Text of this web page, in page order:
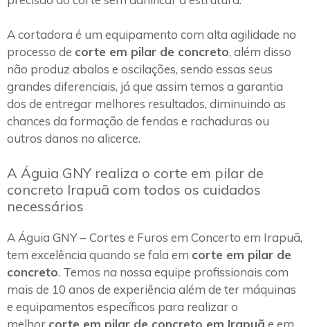
A cortadora é um equipamento com alta agilidade no
processo de corte em pilar de concreto, além disso
não produz abalos e oscilações, sendo essas seus
grandes diferenciais, já que assim temos a garantia
dos de entregar melhores resultados, diminuindo as
chances da formação de fendas e rachaduras ou
outros danos no alicerce.
A Águia GNY realiza o corte em pilar de
concreto Irapuã com todos os cuidados
necessários
A Águia GNY – Cortes e Furos em Concerto em Irapuã,
tem excelência quando se fala em corte em pilar de
concreto. Temos na nossa equipe profissionais com
mais de 10 anos de experiência além de ter máquinas
e equipamentos específicos para realizar o
melhor corte em pilar de concreto em Irapuã e em